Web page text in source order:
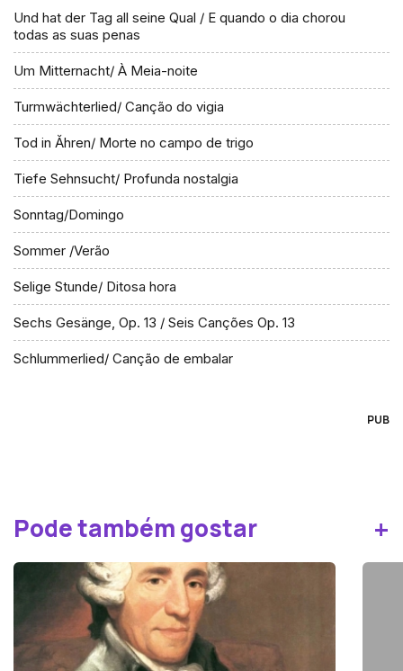
Und hat der Tag all seine Qual / E quando o dia chorou
todas as suas penas
Um Mitternacht/ À Meia-noite
Turmwächterlied/ Canção do vigia
Tod in Ăhren/ Morte no campo de trigo
Tiefe Sehnsucht/ Profunda nostalgia
Sonntag/Domingo
Sommer /Verão
Selige Stunde/ Ditosa hora
Sechs Gesänge, Op. 13 / Seis Canções Op. 13
Schlummerlied/ Canção de embalar
PUB
Pode também gostar +